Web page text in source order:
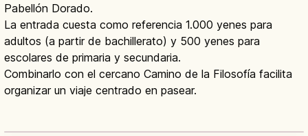
Pabellón Dorado.
La entrada cuesta como referencia 1.000 yenes para
adultos (a partir de bachillerato) y 500 yenes para
escolares de primaria y secundaria.
Combinarlo con el cercano Camino de la Filosofía facilita
organizar un viaje centrado en pasear.
Ginkaku-ji en Kioto: Pabellón de Plata